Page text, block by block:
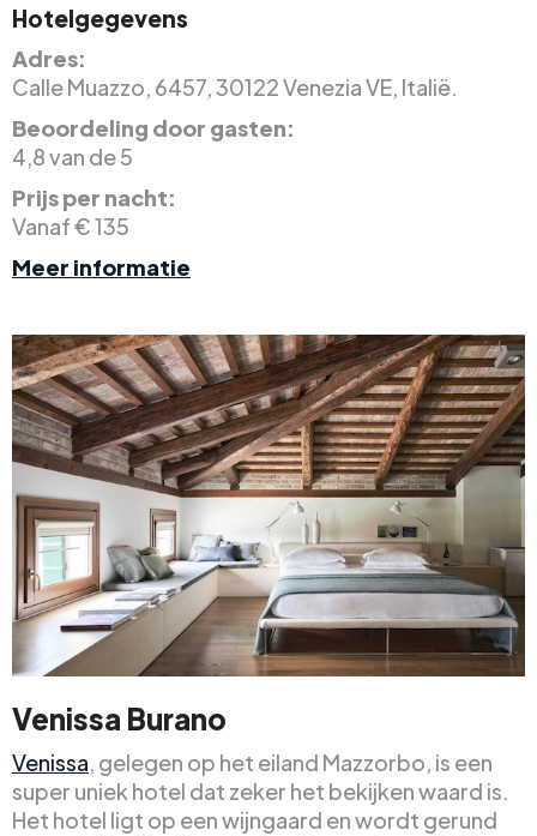
Hotelgegevens
Adres:
Calle Muazzo, 6457, 30122 Venezia VE, Italië.
Beoordeling door gasten:
4,8 van de 5
Prijs per nacht:
Vanaf € 135
Meer informatie
Venissa Burano
Venissa, gelegen op het eiland Mazzorbo, is een
super uniek hotel dat zeker het bekijken waard is.
Het hotel ligt op een wijngaard en wordt gerund